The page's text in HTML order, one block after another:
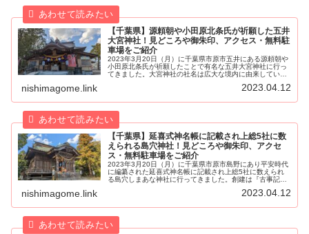
【千葉県】源頼朝や小田原北条氏が祈願した五井
大宮神社！見どころや御朱印、アクセス・無料駐
車場をご紹介
2023年3月20日（月）に千葉県市原市五井にある源頼朝や
小田原北条氏が祈願したことで有名な五井大宮神社に行っ
てきました。大宮神社の社名は広大な境内に由来している
nishimagome.link 2023.04.12
【千葉県】延喜式神名帳に記載され上総5社に数
えられる島穴神社！見どころや御朱印、アクセ
ス・無料駐車場をご紹介
2023年3月20日（月）に千葉県市原市島野にあり平安時代
に編纂された延喜式神名帳に記載され上総5社に数えられ
る島穴しまあな神社に行ってきました。創建は『古事記』
nishimagome.link 2023.04.12